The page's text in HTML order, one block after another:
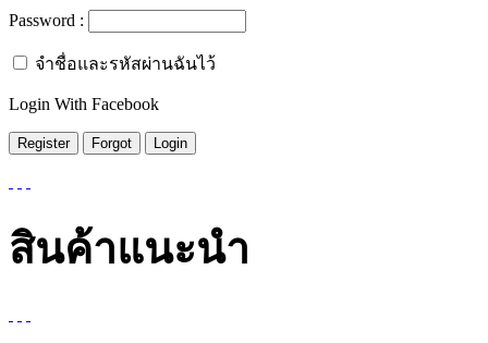
Password :
จำชื่อและรหัสผ่านฉันไว้
Login With Facebook
สินค้าแนะนำ